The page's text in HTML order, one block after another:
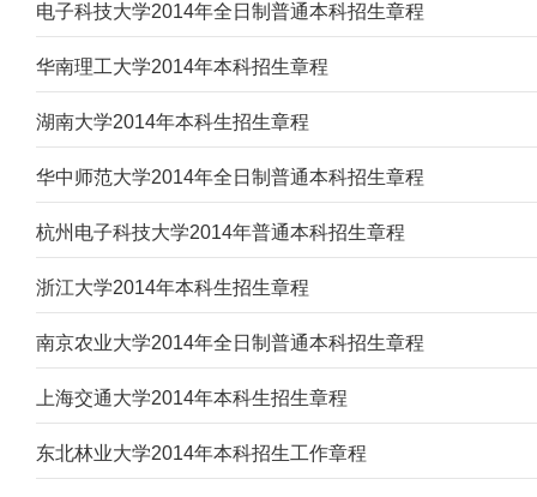
电子科技大学2014年全日制普通本科招生章程
华南理工大学2014年本科招生章程
湖南大学2014年本科生招生章程
华中师范大学2014年全日制普通本科招生章程
杭州电子科技大学2014年普通本科招生章程
浙江大学2014年本科生招生章程
南京农业大学2014年全日制普通本科招生章程
上海交通大学2014年本科生招生章程
东北林业大学2014年本科招生工作章程